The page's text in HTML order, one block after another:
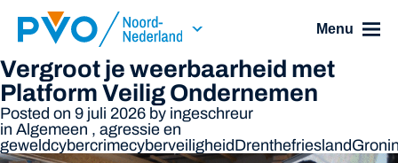
Skip Navigation or Skip to Content
Menu
Vergroot je weerbaarheid met
Platform Veilig Ondernemen
Posted on 9 juli 2026 by ingeschreur
in Algemeen , agressie en
geweldcybercrimecyberveiligheidDrenthefriesland